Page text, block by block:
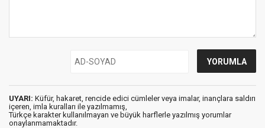
UYARI: Küfür, hakaret, rencide edici cümleler veya imalar, inançlara saldırı
içeren, imla kuralları ile yazılmamış,
Türkçe karakter kullanılmayan ve büyük harflerle yazılmış yorumlar
onaylanmamaktadır.